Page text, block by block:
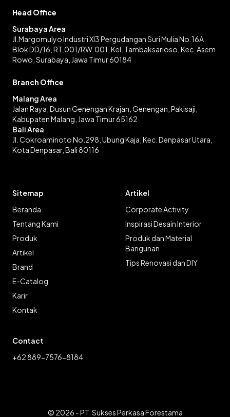
Head Office
Surabaya Area
Jl.Margomulyo Industri XI3 Pergudangan Suri Mulia No.16A
Blok DD/16, RT.001/RW.001, Kel. Tambaksarioso, Kec. Asem
Rowo, Surabaya, Jawa Timur 60184
Branch Office
Malang Area
Jalan Raya, Dusun Genengan Krajan, Genengan, Pakisaji,
Kabupaten Malang, Jawa Timur 65162
Bali Area
Jl. Cokroaminoto No.298, Ubung Kaja, Kec. Denpasar Utara,
Kota Denpasar, Bali 80116
Sitemap
Beranda
Tentang Kami
Produk
Artikel
Brand
E-Catalog
Karir
Kontak
Artikel
Corporate Activity
Inspirasi Desain Interior
Produk dan Material
Bangunan
Tips Renovasi dan DIY
Contact
+62 889-7576-8184
© 2026 - PT. Sukses Perkasa Forestama